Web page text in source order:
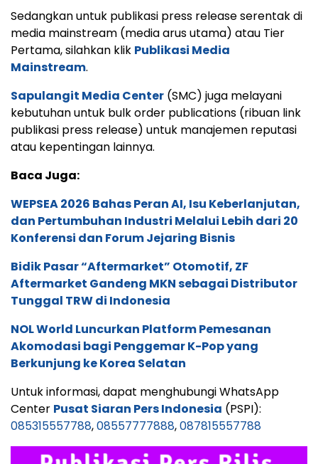
Sedangkan untuk publikasi press release serentak di
media mainstream (media arus utama) atau Tier
Pertama, silahkan klik Publikasi Media
Mainstream.
Sapulangit Media Center (SMC) juga melayani
kebutuhan untuk bulk order publications (ribuan link
publikasi press release) untuk manajemen reputasi
atau kepentingan lainnya.
Baca Juga:
WEPSEA 2026 Bahas Peran AI, Isu Keberlanjutan,
dan Pertumbuhan Industri Melalui Lebih dari 20
Konferensi dan Forum Jejaring Bisnis
Bidik Pasar “Aftermarket” Otomotif, ZF
Aftermarket Gandeng MKN sebagai Distributor
Tunggal TRW di Indonesia
NOL World Luncurkan Platform Pemesanan
Akomodasi bagi Penggemar K-Pop yang
Berkunjung ke Korea Selatan
Untuk informasi, dapat menghubungi WhatsApp
Center Pusat Siaran Pers Indonesia (PSPI):
085315557788,08557777888,087815557788